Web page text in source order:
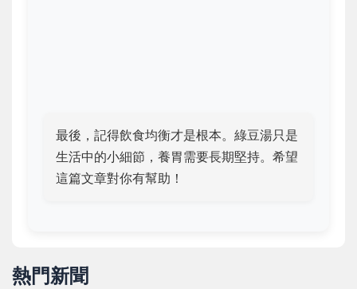
最後，記得飲食均衡才是根本。綠豆湯只是
生活中的小細節，養胃需要長期堅持。希望
這篇文章對你有幫助！
熱門新聞